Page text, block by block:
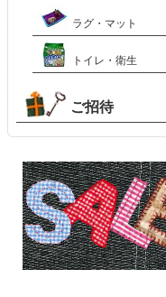
ラグ・マット
トイレ・衛生
ご招待